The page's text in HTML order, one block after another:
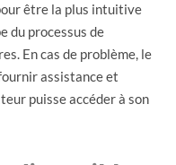
être la plus intuitive
du processus de
En cas de problème, le
assistance et
puisse accéder à son